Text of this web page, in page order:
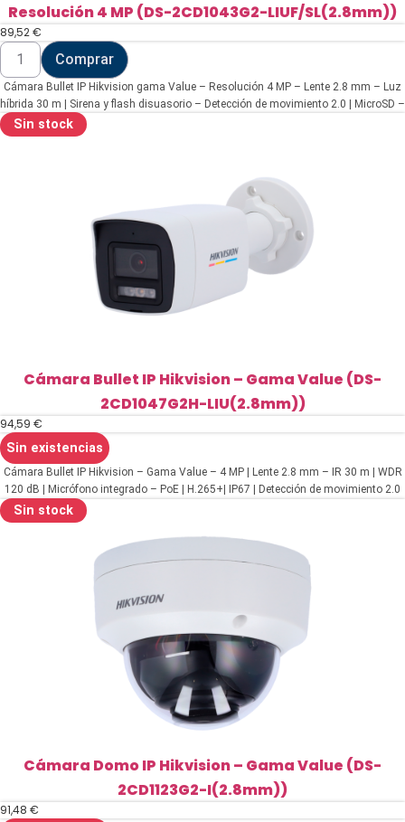
Resolución 4 MP (DS-2CD1043G2-LIUF/SL(2.8mm))
89,52€
Cámara
Bullet
IP
Hikvision
gama
Value
-
LIUF/SL(2.8mm))
Comprar
Cámara Bullet IP Hikvision gama Value – Resolución 4 MP – Lente 2.8 mm – Luz
híbrida 30 m | Sirena y flash disuasorio – Detección de movimiento 2.0 | MicroSD –
Sin stock
Cámara Bullet IP Hikvision – Gama Value (DS-
2CD1047G2H-LIU(2.8mm))
94,59 €
Sin existencias
Cámara Bullet IP Hikvision – Gama Value – 4 MP | Lente 2.8 mm – IR 30 m | WDR
120 dB | Micrófono integrado – PoE | H.265+| IP67 | Detección de movimiento 2.0
Sin stock
Cámara Domo IP Hikvision – Gama Value (DS-
2CD1123G2-I(2.8mm))
91,48 €